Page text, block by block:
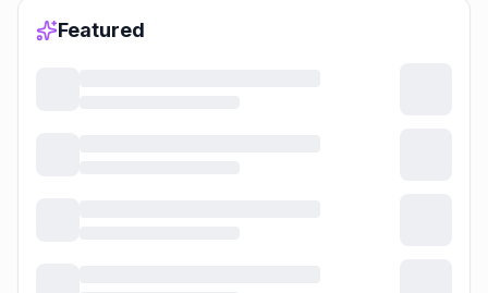
Featured